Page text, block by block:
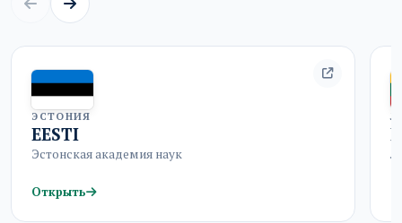
ЭСТОНИЯ
EESTI
Эстонская академия наук
Открыть